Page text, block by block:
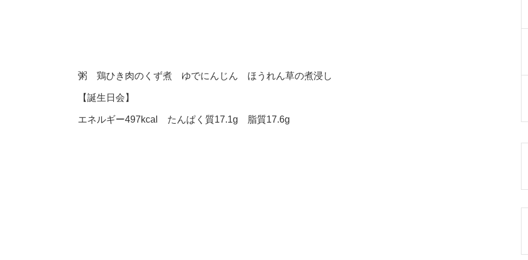
粥 鶏ひき肉のくず煮 ゆでにんじん ほうれん草の煮浸し
【誕生日会】
エネルギー497kcal たんぱく質17.1g 脂質17.6g